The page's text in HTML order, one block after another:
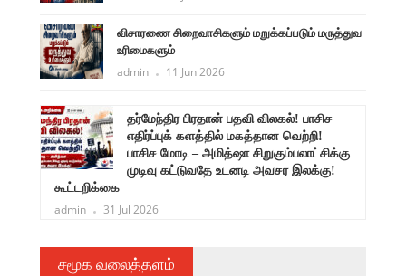
விசாரணை சிறைவாசிகளும் மறுக்கப்படும் மருத்துவ
உரிமைகளும்
admin 11 Jun 2026
தர்மேந்திர பிரதான் பதவி விலகல்! பாசிச
எதிர்ப்புக் களத்தில் மகத்தான வெற்றி!
பாசிச மோடி – அமித்ஷா சிறுகும்பலாட்சிக்கு
முடிவு கட்டுவதே உடனடி அவசர இலக்கு!
கூட்டறிக்கை
admin 31 Jul 2026
சமூக வலைத்தளம்